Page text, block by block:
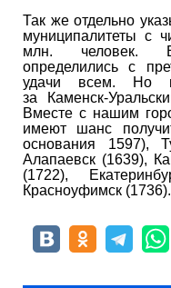
Так же отдельно
муниципалитеты с
млн. человек.
определились с
удачи всем. Но
за Каменск-
Вместе с нашим
имеют шанс
основания 1597),
Алапаевск (1639),
(1722),
Красноуфимск (1736).